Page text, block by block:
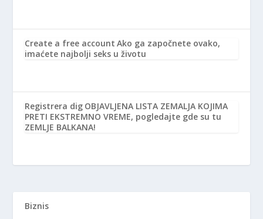
Create a free account Ako ga započnete ovako,
imaćete najbolji seks u životu
Registrera dig OBJAVLJENA LISTA ZEMALJA KOJIMA
PRETI EKSTREMNO VREME, pogledajte gde su tu
ZEMLJE BALKANA!
Biznis